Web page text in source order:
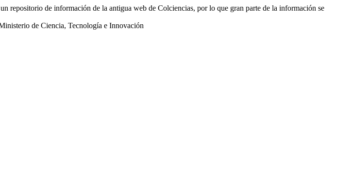
repositorio de información de la antigua web de Colciencias, por lo que gran parte de la información se
de Ciencia, Tecnología e Innovación